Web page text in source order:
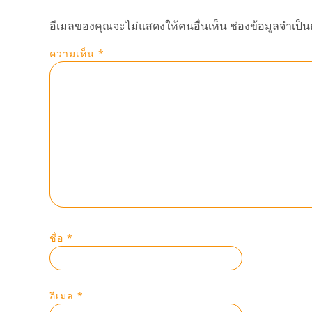
อีเมลของคุณจะไม่แสดงให้คนอื่นเห็น ช่องข้อมูลจำเป็
ความเห็น *
ชื่อ *
อีเมล *